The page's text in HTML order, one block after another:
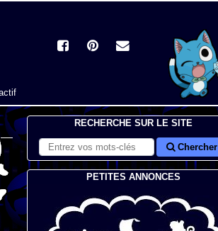
RECHERCHE SUR LE SITE
Chercher
PETITES ANNONCES